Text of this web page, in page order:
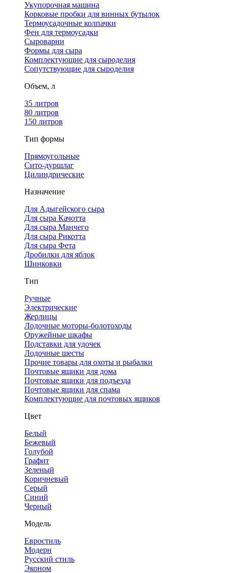
Укупорочная машина
Корковые пробки для винных бутылок
Термоусадочные колпачки
Фен для термоусадки
Сыроварни
Формы для сыра
Комплектующие для сыроделия
Сопутствующие для сыроделия
Объем, л
35 литров
80 литров
150 литров
Тип формы
Прямоугольные
Сито-дуршлаг
Цилиндрические
Назначение
Для Адыгейского сыра
Для сыра Качотта
Для сыра Манчего
Для сыра Рикотта
Для сыра Фета
Дробилки для яблок
Шинковки
Тип
Ручные
Электрические
Жерлицы
Лодочные моторы-болотоходы
Оружейные шкафы
Подставки для удочек
Лодочные шесты
Прочие товары для охоты и рыбалки
Почтовые ящики для дома
Почтовые ящики для подъезда
Почтовые ящики для спама
Комплектующие для почтовых ящиков
Цвет
Белый
Бежевый
Голубой
Графит
Зеленый
Коричневый
Серый
Синий
Черный
Модель
Евростиль
Модерн
Русский стиль
Эконом